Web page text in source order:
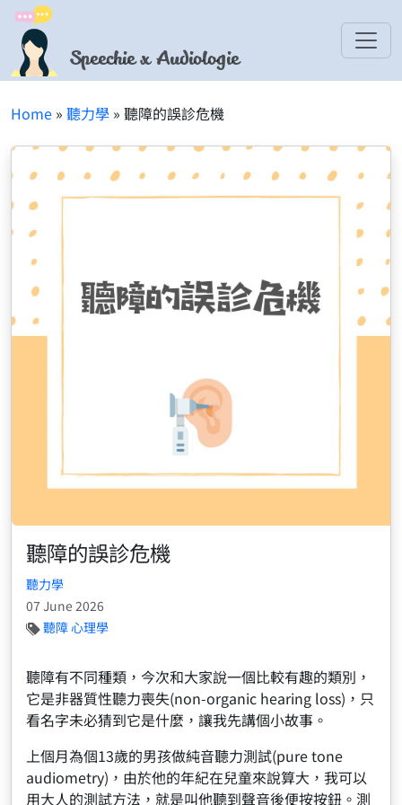
Speechie x Audiologie
Home » 聽力學 » 聽障的誤診危機
聽障的誤診危機
聽力學
07 June 2026
聽障心理學
聽障有不同種類，今次和大家說一個比較有趣的類別，
它是非器質性聽力喪失(non-organic hearing loss)，只
看名字未必猜到它是什麼，讓我先講個小故事。
上個月為個13歲的男孩做純音聽力測試(pure tone
audiometry)，由於他的年紀在兒童來說算大，我可以
用大人的測試方法，就是叫他聽到聲音後便按按鈕。測